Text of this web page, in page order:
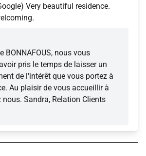
Very beautiful residence.
BONNAFOUS, nous vous
pris le temps de laisser un
de l'intérêt que vous portez à
Au plaisir de vous accueillir à
nous. Sandra, Relation Clients